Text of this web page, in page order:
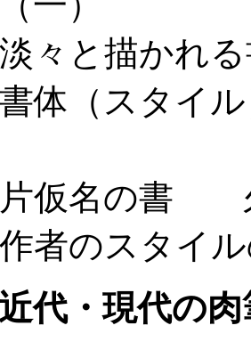
々と描か
体（スタイ
仮名の書
者のスタイ
・現代の肉